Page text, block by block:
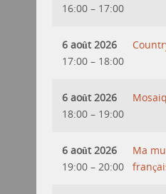
16:00 – 17:00
6 août 2026
17:00 – 18:00
6 août 2026
18:00 – 19:00
6 août 2026
19:00 – 20:00
Ma